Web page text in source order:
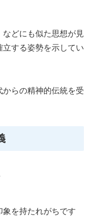
などにも似た思想が見
する姿勢を示してい
らの精神的伝統を受
を持たれがちです